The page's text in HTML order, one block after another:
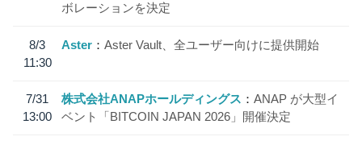
ボレーションを決定
8/3
11:30
Aster Aster Vault、全ユーザー向けに提供開始
7/31
13:00
株式会社ANAPホールディングス
ANAP が大型イ
ベント「BITCOIN JAPAN 2026」開催決定